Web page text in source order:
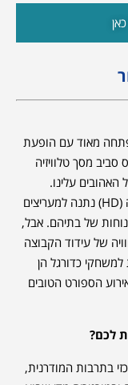
מאוד עם הופעת
סביב מסך טלוויזיה
האהובים עלינו.
הזרמת משחקי כדורגל בשידור חי בחדות גבוהה (HD) נתנה למעריצים
של בתיהם. אבל,
של עידוד הקבוצה
כדורגל הן
הספורט הטובים
לכם?
בתרבות המודרנית,